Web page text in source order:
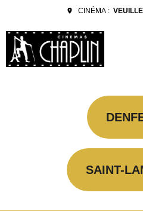
CINÉMA :
SAINT-